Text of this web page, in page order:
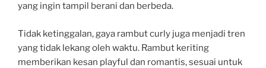
yang ingin tampil berani dan berbeda.
Tidak ketinggalan, gaya rambut curly juga menjadi tren
yang tidak lekang oleh waktu. Rambut keriting
memberikan kesan playful dan romantis, sesuai untuk